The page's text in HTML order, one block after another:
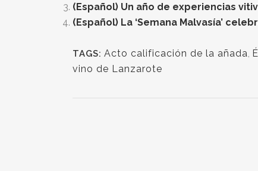
(Español) Un año de experiencias
(Español) La ‘Semana Malvasía’
TAGS: Acto calificación de la añada,
vino de Lanzarote